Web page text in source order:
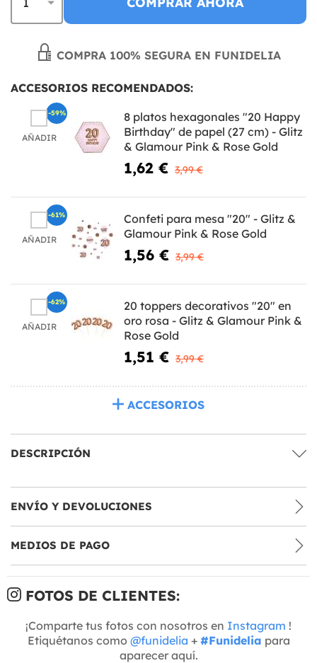
COMPRA 100% SEGURA EN FUNIDELIA
ACCESORIOS RECOMENDADOS:
AÑADIR
8 platos hexagonales "20 Happy
Birthday" de papel (27 cm) - Glitz
& Glamour Pink & Rose Gold
1,62 € 3,99 €
-59%
AÑADIR
Confeti para mesa "20" - Glitz &
Glamour Pink & Rose Gold
1,56 € 3,99 €
-61%
AÑADIR
20 toppers decorativos "20" en
oro rosa - Glitz & Glamour Pink &
Rose Gold
1,51 € 3,99 €
-62%
ACCESORIOS
DESCRIPCIÓN
ENVÍO Y DEVOLUCIONES
MEDIOS DE PAGO
FOTOS DE CLIENTES:
¡Comparte tus fotos con nosotros en Instagram !
Etiquétanos como @funidelia + #Funidelia para
aparecer aquí.